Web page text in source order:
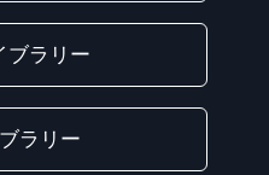
ブラリー
ラリー